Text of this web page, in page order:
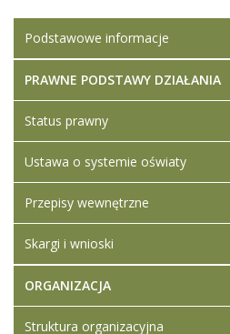
Artykuł został
zmieniony.
18
październik
2023 15:07
Artykuł został
Dodane
załączniki
Kwestionariusz
Ogłoszenie
Oświadczenie
klauzula
Klauzula
październik
2023 15:16
Podstawowe informacje
PRAWNE PODSTAWY DZIAŁANIA
Status prawny
Ustawa o systemie oświaty
Przepisy wewnętrzne
Skargi i wnioski
ORGANIZACJA
Struktura organizacyjna